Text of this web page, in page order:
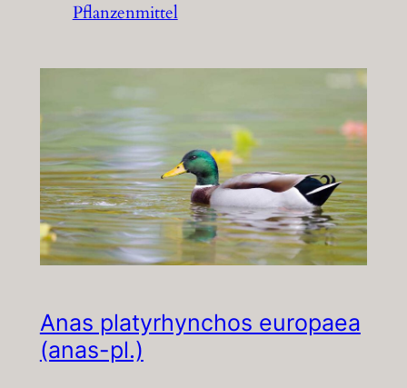
Pflanzenmittel
Anas platyrhynchos europaea
(anas-pl.)